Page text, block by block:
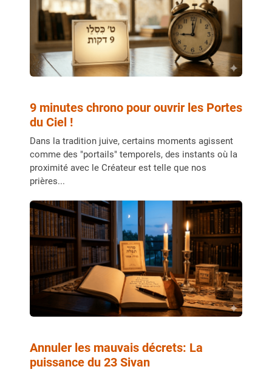
9 minutes chrono pour ouvrir les Portes
du Ciel !
Dans la tradition juive, certains moments agissent
comme des "portails" temporels, des instants où la
proximité avec le Créateur est telle que nos
prières...
Annuler les mauvais décrets: La
puissance du 23 Sivan